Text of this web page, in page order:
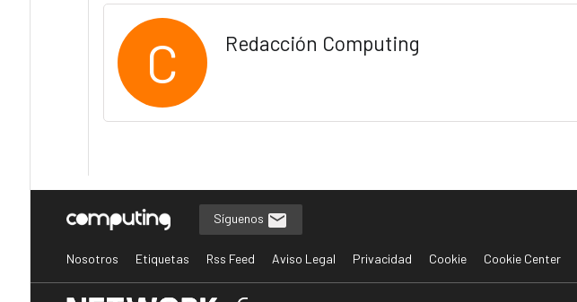
C Redacción Computing
Síguenos
Nosotros Etiquetas Rss Feed Aviso Legal Privacidad Cookie Cookie Center